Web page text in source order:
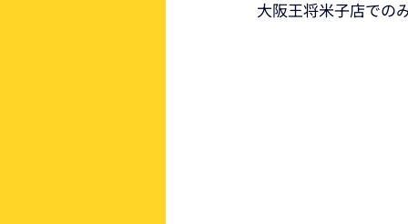
大阪王将米子店での